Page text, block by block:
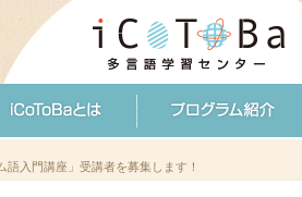
語入門講座」受講者を募集します！